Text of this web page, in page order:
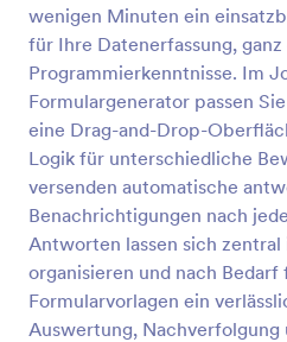
wenigen Minuten ein
für Ihre Datenerfassung, ganz
Programmierkenntnisse. Im
Formulargenerator passen
eine Drag-and-Drop-
Logik für unterschiedliche
versenden automatische
Benachrichtigungen nach
Antworten lassen sich
organisieren und nach
Formularvorlagen ein
Auswertung, Nachverfolgung
Formular
Ein
Fragebogen, der von
um herauszufinden, wie
einen neuen Arbeitsplatz
Arbeitsumgebung anpassen.
Go to Category:
Mitarbeiterbeurteilung